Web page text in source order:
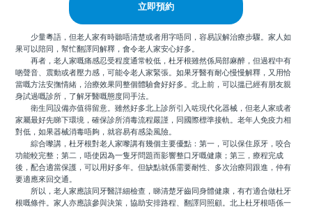
立即預約
少量粵語，但老人家有時聽唔清楚或者用字唔同，容易誤解治療步驟。家人如
果可以陪同，幫忙翻譯同解釋，會令老人家安心好多。
再者，老人家嘅痛感忍受程度通常較低，杜牙根雖然係局部麻醉，但過程中有
啲聲音、震動或者壓力感，可能令老人家緊張。如果牙醫有耐心慢慢解釋，又用恰
當嘅方法安撫情緒，治療效果同整個體驗會好好多。北上前，可以搵已經有朋友親
身試過嘅診所，了解牙醫嘅態度同手法。
衛生同設備亦值得留意。雖然好多北上診所引入咗現代化器械，但老人家或者
家屬最好先睇下環境，確保診所消毒流程嚴謹，同國際標準接軌。老年人免疫力相
對低，如果器械消毒唔夠，就容易有感染風險。
綜合嚟講，杜牙根對老人家嚟講有幾個主要優點：第一，可以保住原牙，咬合
功能較完整；第二，唔使因為一隻牙問題而影響整口牙嘅健康；第三，療程完成
後，配合適當保護，可以用好多年。但缺點就係需要耐性、多次治療同跟進，仲有
要適應來回交通。
所以，老人家應該同牙醫詳細檢查，睇清楚牙齒同身體健康，有冇適合做杜牙
根嘅條件。家人亦應該參與決策，協助安排路程、翻譯同照顧。北上杜牙根唔係一